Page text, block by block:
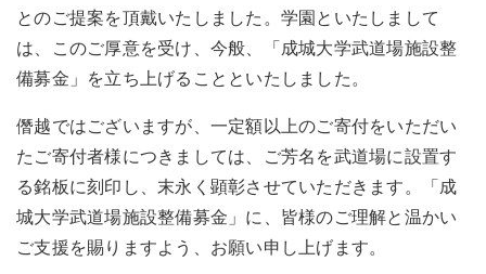
とのご提案を頂戴いたしました。学園といたしまして
は、このご厚意を受け、今般、「成城大学武道場施設整
備募金」を立ち上げることといたしました。
僭越ではございますが、一定額以上のご寄付をいただい
たご寄付者様につきましては、ご芳名を武道場に設置す
る銘板に刻印し、末永く顕彰させていただきます。「成
城大学武道場施設整備募金」に、皆様のご理解と温かい
ご支援を賜りますよう、お願い申し上げます。